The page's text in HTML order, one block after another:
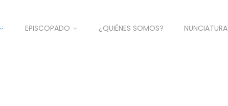
EPISCOPADO ¿QUIÉNES SOMOS? NUNCIATURA